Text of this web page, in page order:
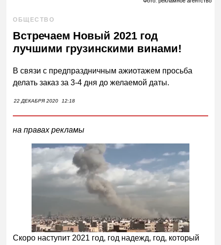
ОБЩЕСТВО
Встречаем Новый 2021 год
лучшими грузинскими винами!
В связи с предпраздничным ажиотажем просьба
делать заказ за 3-4 дня до желаемой даты.
22 ДЕКАБРЯ 2020 12:18
на правах рекламы
Скоро наступит 2021 год, год надежд, год, который